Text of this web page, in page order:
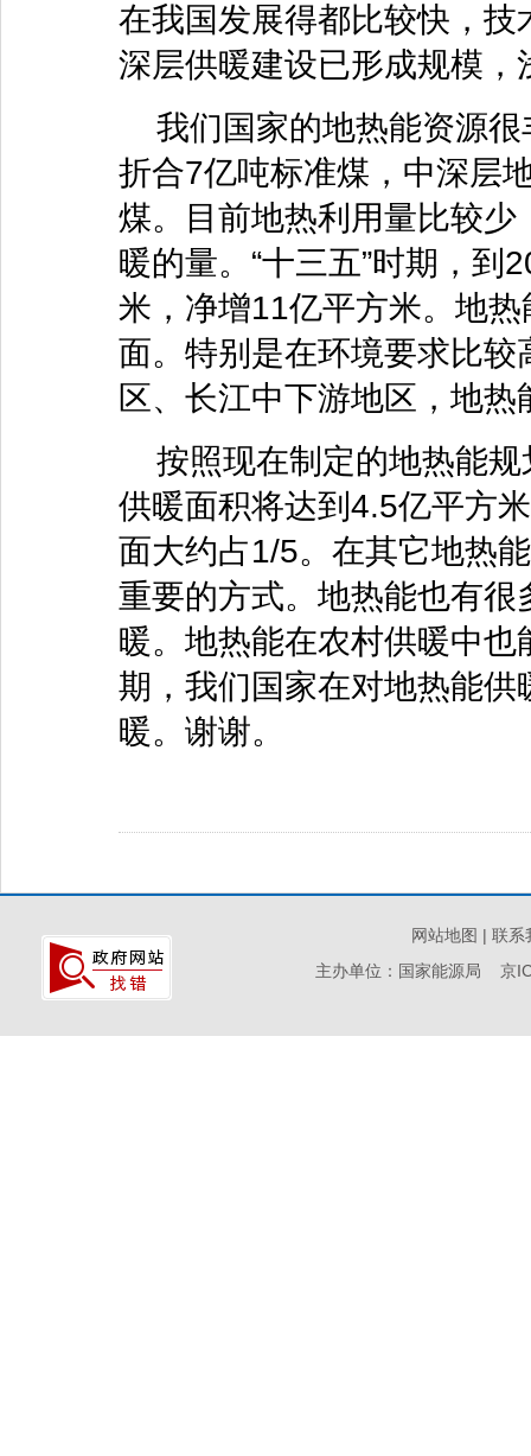
在我国发展得都比较快，
深层供暖建设已形成规模
我们国家的地热能资源很
折合7亿吨标准煤，中深层
煤。目前地热利用量比较
暖的量。“十三五”时期，
米，净增11亿平方米。地
面。特别是在环境要求比
区、长江中下游地区，地
按照现在制定的地热能规
供暖面积将达到4.5亿平方
面大约占1/5。在其它地热
重要的方式。地热能也有
暖。地热能在农村供暖中也
期，我们国家在对地热能
暖。谢谢。